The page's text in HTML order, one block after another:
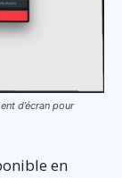
d’écran pour
en